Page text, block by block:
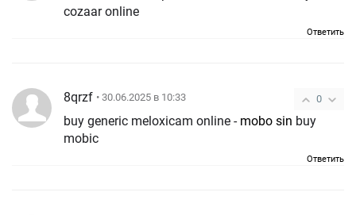
cozaar online
Ответить
0
8qrzf • 30.06.2025 в 10:33
buy generic meloxicam online - mobo sin
mobic
Ответить